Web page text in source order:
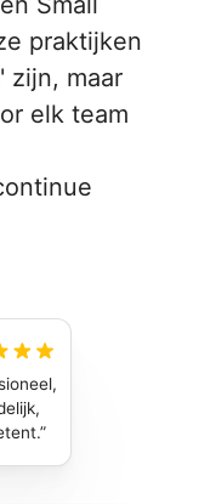
praktijken
zijn, maar
elk team